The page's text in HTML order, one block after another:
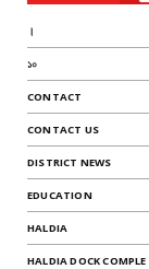
।
১০
CONTACT
CONTACT US
DISTRICT NEWS
EDUCATION
HALDIA
HALDIA DOCK COMPLE